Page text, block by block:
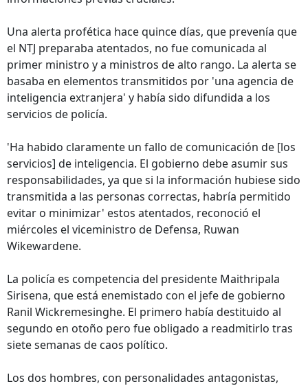
Una alerta profética hace quince días, que prevenía que
el NTJ preparaba atentados, no fue comunicada al
primer ministro y a ministros de alto rango. La alerta se
basaba en elementos transmitidos por 'una agencia de
inteligencia extranjera' y había sido difundida a los
servicios de policía.
'Ha habido claramente un fallo de comunicación de [los
servicios] de inteligencia. El gobierno debe asumir sus
responsabilidades, ya que si la información hubiese sido
transmitida a las personas correctas, habría permitido
evitar o minimizar' estos atentados, reconoció el
miércoles el viceministro de Defensa, Ruwan
Wikewardene.
La policía es competencia del presidente Maithripala
Sirisena, que está enemistado con el jefe de gobierno
Ranil Wickremesinghe. El primero había destituido al
segundo en otoño pero fue obligado a readmitirlo tras
siete semanas de caos político.
Los dos hombres, con personalidades antagonistas,